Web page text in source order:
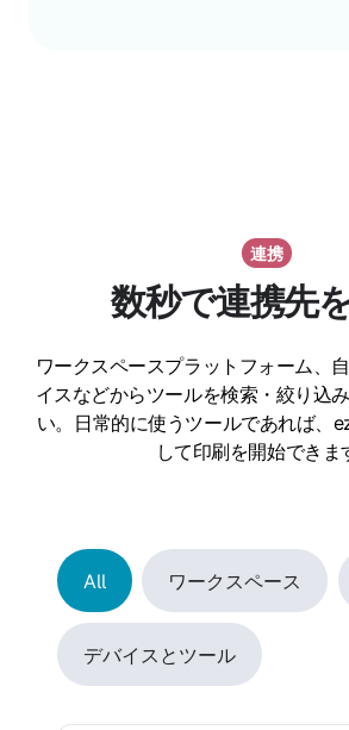
連携
数秒で連携先
ワークスペースプラットフォーム、
イスなどからツールを検索・絞り込
い。日常的に使うツールであれば、
して印刷を開始できま
All ワークスペース
デバイスとツール